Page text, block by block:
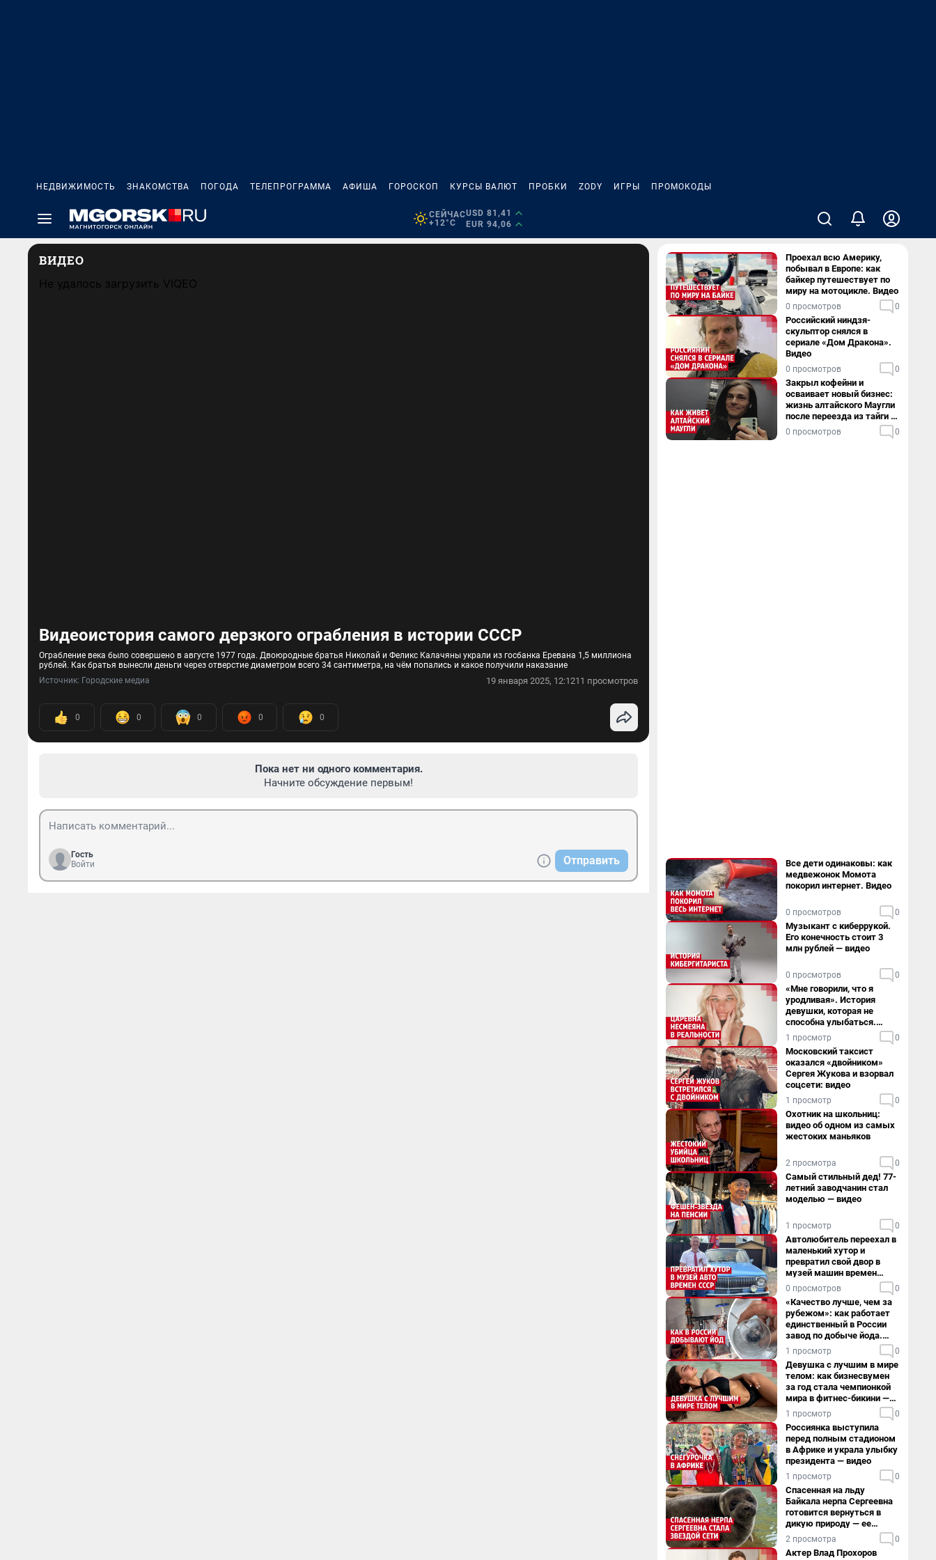
НЕДВИЖИМОСТЬ ЗНАКОМСТВА ПОГОДА ТЕЛЕПРОГРАММА АФИША ГОРОСКОП КУРСЫ ВАЛЮТ ПРОБКИ ZODY ИГРЫ ПРОМОКОДЫ
СЕЙЧАС
+12°C
USD 81,41
EUR 94,06
ВИДЕО
Не удалось загрузить VIQEO
Видеоистория самого дерзкого ограбления в истории СССР
Ограбление века было совершено в августе 1977 года. Двоюродные братья Николай и Феликс Калачяны украли из госбанка Еревана 1,5 миллиона
рублей. Как братья вынесли деньги через отверстие диаметром всего 34 сантиметра, на чём попались и какое получили наказание
Источник: Городские медиа 19 января 2025, 12:1211 просмотров
0 0 0 0 0
Пока нет ни одного комментария.
Начните обсуждение первым!
Гость
Войти
Отправить
Проехал всю Америку,
побывал в Европе: как
байкер путешествует по
миру на мотоцикле. Видео
0 просмотров 0
Российский ниндзя-
скульптор снялся в
сериале «Дом Дракона».
Видео
0 просмотров 0
Закрыл кофейни и
осваивает новый бизнес:
жизнь алтайского Маугли
после переезда из тайги в
столицу
0 просмотров 0
Все дети одинаковы: как
медвежонок Момота
покорил интернет. Видео
0 просмотров 0
Музыкант с киберрукой.
Его конечность стоит 3
млн рублей — видео
0 просмотров 0
«Мне говорили, что я
уродливая». История
девушки, которая не
способна улыбаться.
Видео
1 просмотр 0
Московский таксист
оказался «двойником»
Сергея Жукова и взорвал
соцсети: видео
1 просмотр 0
Охотник на школьниц:
видео об одном из самых
жестоких маньяков
2 просмотра 0
Самый стильный дед! 77-
летний заводчанин стал
моделью — видео
1 просмотр 0
Автолюбитель переехал в
маленький хутор и
превратил свой двор в
музей машин времен
СССР. Видео
0 просмотров 0
«Качество лучше, чем за
рубежом»: как работает
единственный в России
завод по добыче йода.
Видео
1 просмотр 0
Девушка с лучшим в мире
телом: как бизнесвумен
за год стала чемпионкой
мира в фитнес-бикини —
видео
1 просмотр 0
Россиянка выступила
перед полным стадионом
в Африке и украла улыбку
президента — видео
1 просмотр 0
Спасенная на льду
Байкала нерпа Сергеевна
готовится вернуться в
дикую природу — ее
видеоистория
2 просмотра 0
Актер Влад Прохоров